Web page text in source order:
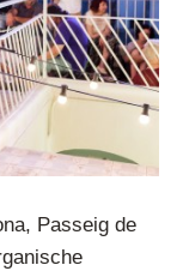
Passeig de